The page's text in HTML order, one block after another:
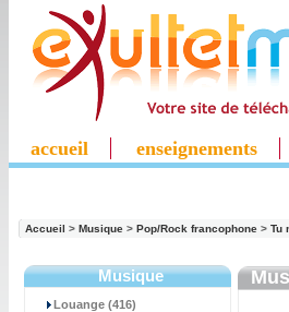
accueil enseignements
Accueil > Musique > Pop/Rock francophone > Tu
Musique
Louange (416)